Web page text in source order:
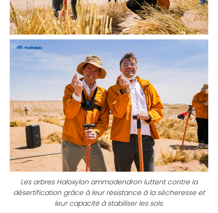
Les arbres Haloxylon ammodendron luttent contre la
désertification grâce à leur résistance à la sécheresse et
leur capacité à stabiliser les sols.